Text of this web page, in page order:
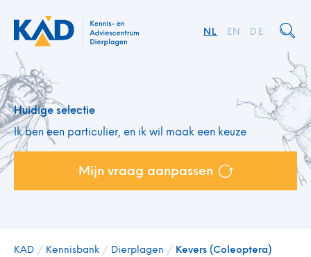
DE
EN
NL
Huidige selectie
Ik ben een particulier, en ik wil maak een keuze
Mijn vraag aanpassen
KAD / Kennisbank / Dierplagen / Kevers (Coleoptera)